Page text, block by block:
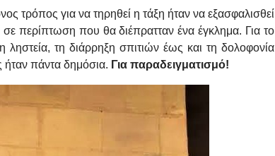
τρόπος για να τηρηθεί η τάξη ήταν να εξασφαλισθεί
περίπτωση που θα διέπρατταν ένα έγκλημα. Για το
τη διάρρηξη σπιτιών έως και τη δολοφονία
ήταν πάντα δημόσια. Για παραδειγματισμό!